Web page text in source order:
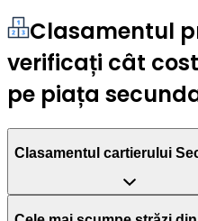
Clasamentul
verificați cât
pe piața
Clasamentul cartierului